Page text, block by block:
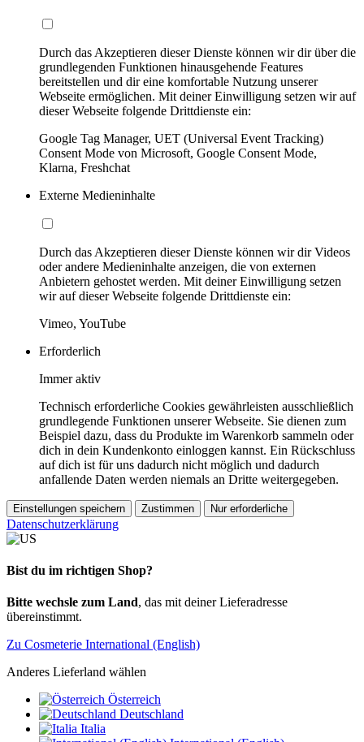
Durch das Akzeptieren dieser Dienste können wir dir über die
grundlegenden Funktionen hinausgehende Features
bereitstellen und dir eine komfortable Nutzung unserer
Webseite ermöglichen. Mit deiner Einwilligung setzen wir auf
dieser Webseite folgende Drittdienste ein:
Google Tag Manager, UET (Universal Event Tracking)
Consent Mode von Microsoft, Google Consent Mode,
Klarna, Freshchat
Externe Medieninhalte
Durch das Akzeptieren dieser Dienste können wir dir Videos
oder andere Medieninhalte anzeigen, die von externen
Anbietern gehostet werden. Mit deiner Einwilligung setzen
wir auf dieser Webseite folgende Drittdienste ein:
Vimeo, YouTube
Erforderlich
Immer aktiv
Technisch erforderliche Cookies gewährleisten ausschließlich
grundlegende Funktionen unserer Webseite. Sie dienen zum
Beispiel dazu, dass du Produkte im Warenkorb sammeln oder
dich in dein Kundenkonto einloggen kannst. Ein Rückschluss
auf dich ist für uns dadurch nicht möglich und dadurch
anfallende Daten werden niemals an Dritte weitergegeben.
Einstellungen speichern Zustimmen Nur erforderliche
Datenschutzerklärung
Bist du im richtigen Shop?
Bitte wechsle zum Land, das mit deiner Lieferadresse
übereinstimmt.
Zu Cosmeterie International (English)
Anderes Lieferland wählen
Österreich
Deutschland
Italia